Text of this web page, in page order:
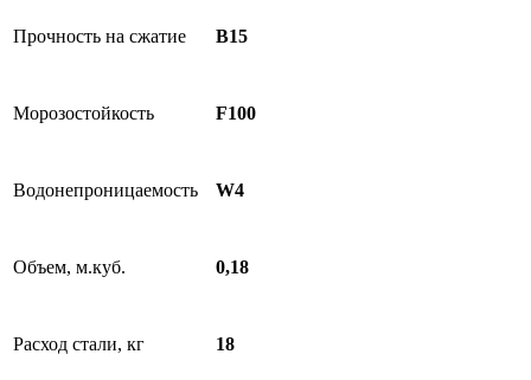
Прочность на сжатие B15
Морозостойкость F100
Водонепроницаемость W4
Объем, м.куб. 0,18
Расход стали, кг 18